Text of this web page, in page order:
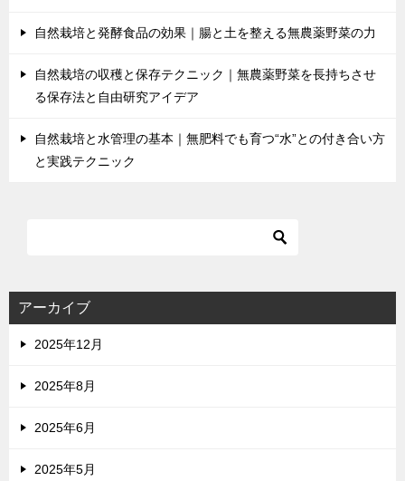
自然栽培と発酵食品の効果｜腸と土を整える無農薬野菜の力
自然栽培の収穫と保存テクニック｜無農薬野菜を長持ちさせ
る保存法と自由研究アイデア
自然栽培と水管理の基本｜無肥料でも育つ“水”との付き合い方
と実践テクニック
アーカイブ
2025年12月
2025年8月
2025年6月
2025年5月